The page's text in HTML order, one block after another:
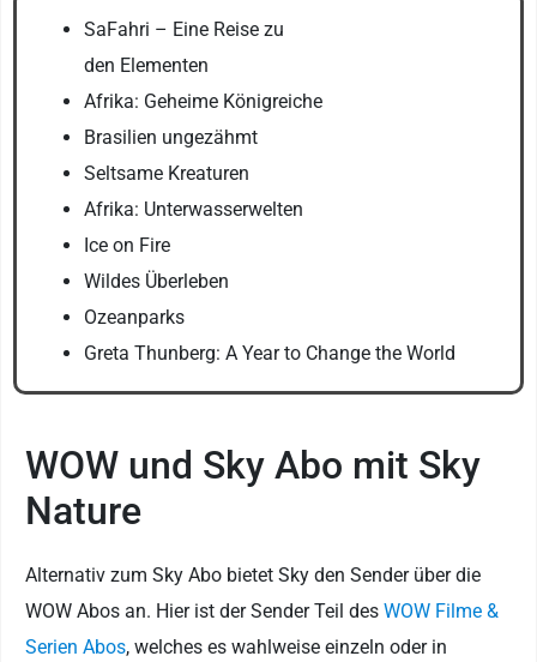
SaFahri – Eine Reise zu
den Elementen
Afrika: Geheime Königreiche
Brasilien ungezähmt
Seltsame Kreaturen
Afrika: Unterwasserwelten
Ice on Fire
Wildes Überleben
Ozeanparks
Greta Thunberg: A Year to Change the World
WOW und Sky Abo mit Sky
Nature
Alternativ zum Sky Abo bietet Sky den Sender über die
WOW Abos an. Hier ist der Sender Teil des WOW Filme &
Serien Abos, welches es wahlweise einzeln oder in